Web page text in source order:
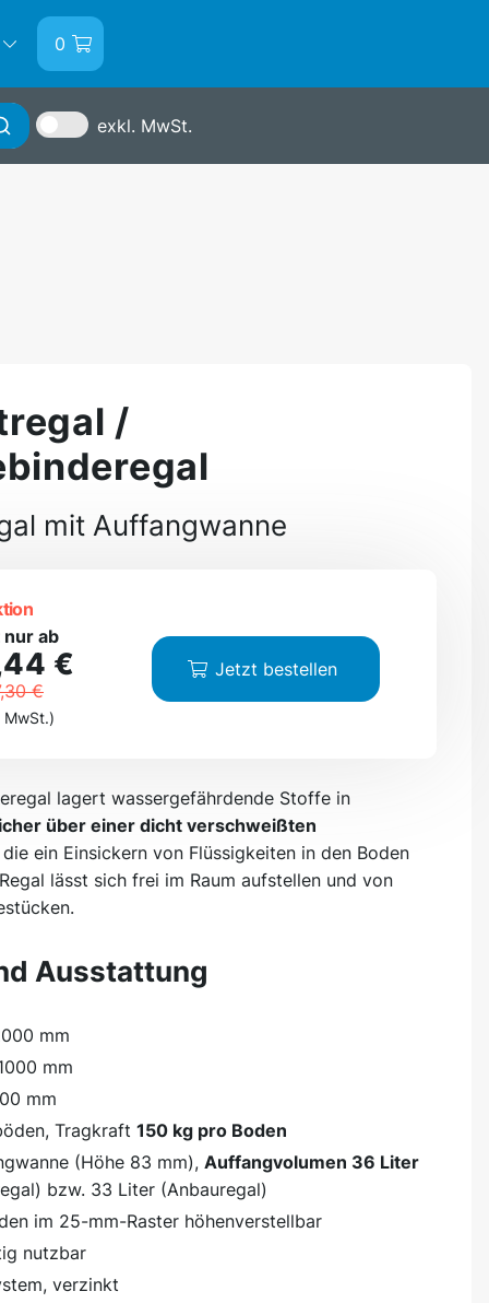
0
exkl. MwSt.
/
mit Auffangwanne
ab
€
€
MwSt.)
Jetzt bestellen
lagert wassergefährdende Stoffe in
über einer dicht verschweißten
die ein Einsickern von Flüssigkeiten in den Boden
lässt sich frei im Raum aufstellen und von
Ausstattung
mm
mm
mm
Tragkraft 150 kg pro Boden
(Höhe 83 mm), Auffangvolumen 36 Liter
bzw. 33 Liter (Anbauregal)
im 25-mm-Raster höhenverstellbar
nutzbar
verzinkt